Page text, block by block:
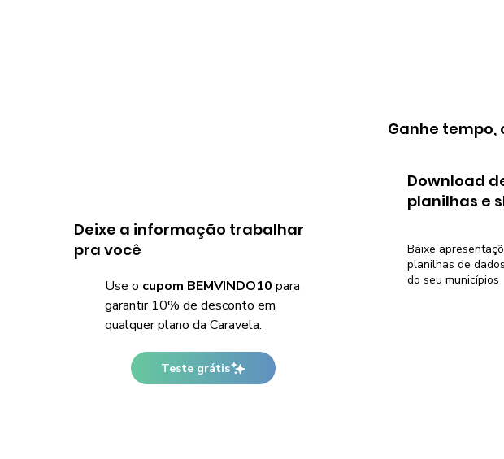
Deixe a informação trabalhar
pra você
Use o cupom BEMVINDO10 para
garantir 10% de desconto em
qualquer plano da Caravela.
Teste grátis
Download
planilhas e
Baixe
planilhas de
do seu municípios
Ganhe